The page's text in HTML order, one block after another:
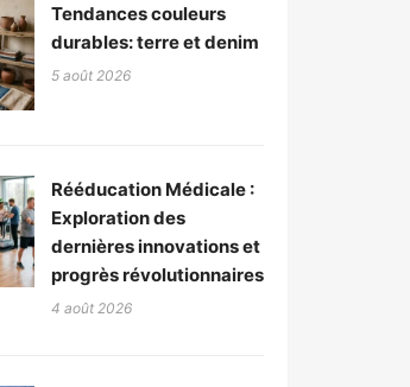
Tendances couleurs
durables: terre et denim
5 août 2026
Rééducation Médicale :
Exploration des
dernières innovations et
progrès révolutionnaires
4 août 2026